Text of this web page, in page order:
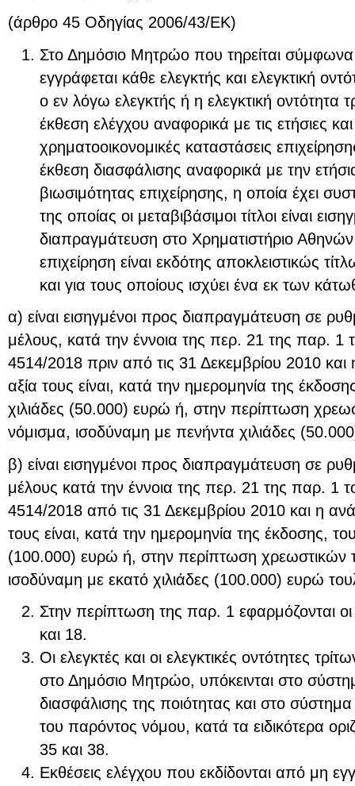
(άρθρο 45 Οδηγίας 2006/43/ΕΚ)
Στο Δημόσιο Μητρώο που τηρείται
εγγράφεται κάθε ελεγκτής και ελεγκτική
ο εν λόγω ελεγκτής ή η ελεγκτική οντότητα
έκθεση ελέγχου αναφορικά με τις ετήσιες
χρηματοοικονομικές καταστάσεις
έκθεση διασφάλισης αναφορικά με την
βιωσιμότητας επιχείρησης, η οποία έχει
της οποίας οι μεταβιβάσιμοι τίτλοι είναι
διαπραγμάτευση στο Χρηματιστήριο
επιχείρηση είναι εκδότης αποκλειστικώς
και για τους οποίους ισχύει ένα εκ των
α) είναι εισηγμένοι προς διαπραγμάτευση σε
μέλους, κατά την έννοια της περ. 21 της παρ. 1
4514/2018 πριν από τις 31 Δεκεμβρίου 2010
αξία τους είναι, κατά την ημερομηνία της
χιλιάδες (50.000) ευρώ ή, στην περίπτωση
νόμισμα, ισοδύναμη με πενήντα χιλιάδες
β) είναι εισηγμένοι προς διαπραγμάτευση σε
μέλους κατά την έννοια της περ. 21 της παρ. 1
4514/2018 από τις 31 Δεκεμβρίου 2010 και η
τους είναι, κατά την ημερομηνία της έκδοσης,
(100.000) ευρώ ή, στην περίπτωση χρεωστικών
ισοδύναμη με εκατό χιλιάδες (100.000) ευρώ
Στην περίπτωση της παρ. 1 εφαρμόζονται
και 18.
Οι ελεγκτές και οι ελεγκτικές οντότητες
στο Δημόσιο Μητρώο, υπόκεινται στο
διασφάλισης της ποιότητας και στο σύστημα
του παρόντος νόμου, κατά τα ειδικότερα
35 και 38.
Εκθέσεις ελέγχου που εκδίδονται από μη